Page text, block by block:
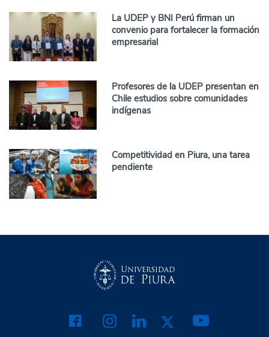
La UDEP y BNI Perú firman un
convenio para fortalecer la formación
empresarial
Profesores de la UDEP presentan en
Chile estudios sobre comunidades
indígenas
Competitividad en Piura, una tarea
pendiente